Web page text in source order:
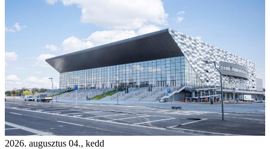
2026. augusztus 04., kedd